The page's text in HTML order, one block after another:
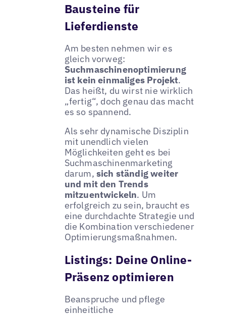
Bausteine für
Lieferdienste
Am besten nehmen wir es
gleich vorweg:
Suchmaschinenoptimierung
ist kein einmaliges Projekt.
Das heißt, du wirst nie wirklich
„fertig“, doch genau das macht
es so spannend.
Als sehr dynamische Disziplin
mit unendlich vielen
Möglichkeiten geht es bei
Suchmaschinenmarketing
darum, sich ständig weiter
und mit den Trends
mitzuentwickeln. Um
erfolgreich zu sein, braucht es
eine durchdachte Strategie und
die Kombination verschiedener
Optimierungsmaßnahmen.
Listings: Deine Online-
Präsenz optimieren
Beanspruche und pflege
einheitliche